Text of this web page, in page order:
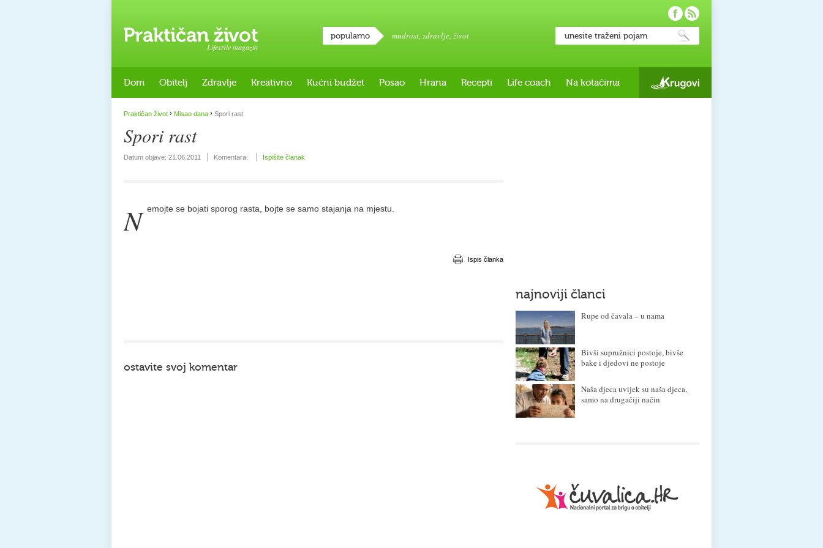
Lifestyle magazin
popularno mudrost, zdravlje, život
Dom Obitelj Zdravlje Kreativno Kućni budžet Posao Hrana Recepti Life coach Na kotačima
Praktičan život › Misao dana › Spori rast
Spori rast
Datum objave: 21.06.2011 Komentara: Ispišite članak
N emojte se bojati sporog rasta, bojte se samo stajanja na mjestu.
Ispis članka
ostavite svoj komentar
najnoviji članci
Rupe od čavala – u nama
Bivši supružnici postoje, bivše
bake i djedovi ne postoje
Naša djeca uvijek su naša djeca,
samo na drugačiji način